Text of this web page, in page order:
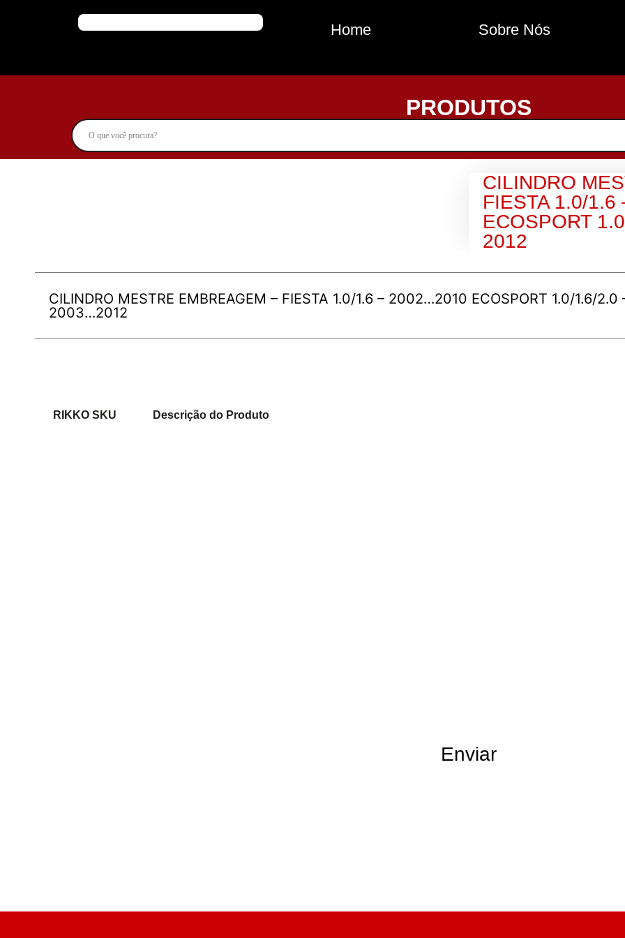
Home Sobre Nós
PRODUTOS
CILINDRO
FIESTA 1.0/
ECOSPORT
2012
CILINDRO MESTRE EMBREAGEM – FIESTA 1.0/1.6 – 2002…2010 ECOSPORT 1.0/1.6/2.0
2003…2012
RIKKO SKU Descrição do Produto
Enviar